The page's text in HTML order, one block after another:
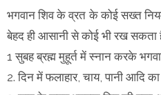
भगवान शिव के व्रत के कोई सख्त
बेहद ही आसानी से कोई भी रख सकता
1 सुबह ब्रह्म मुहूर्त में स्नान करके
2. दिन में फलाहार, चाय, पानी आदि